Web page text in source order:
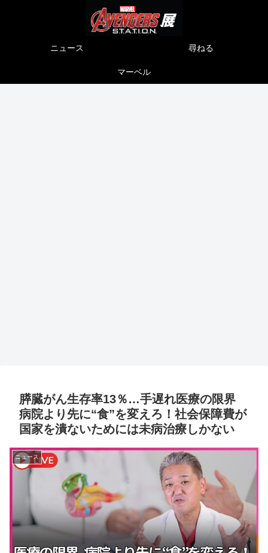
ニュース 尋ねる
マーベル
膵臓がん生存率13％…手遅れ医療の限界
病院より先に“食”を変えろ！社会保障費が
国家を潰ないためには未病治療しかない
ニュース